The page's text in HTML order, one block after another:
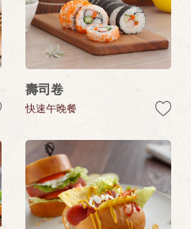
壽司卷
快速午晚餐